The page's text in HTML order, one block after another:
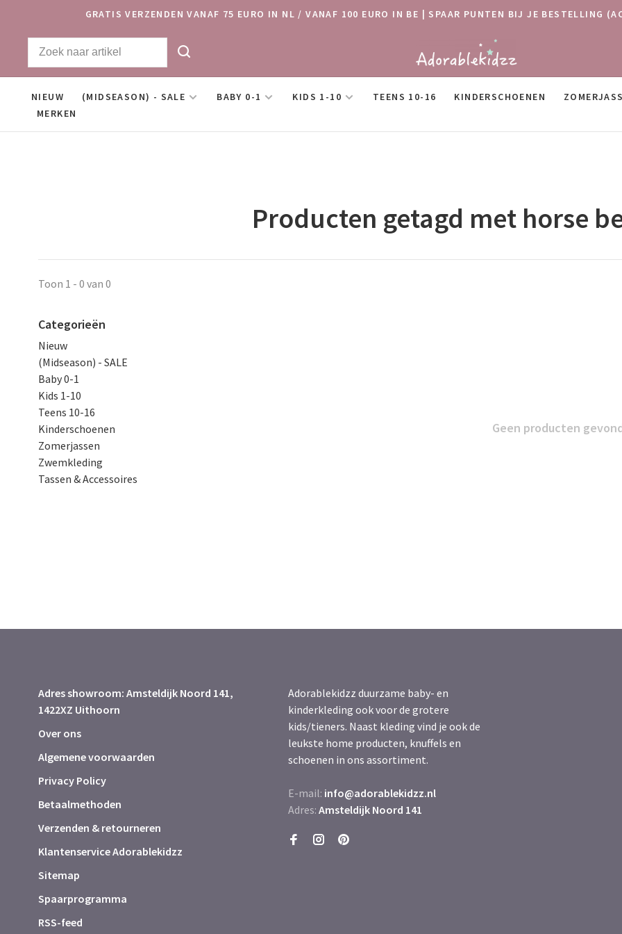
GRATIS VERZENDEN VANAF 75 EURO IN NL / VANAF 100 EURO IN BE | SPAAR PUNTEN BIJ JE BESTELLING
NIEUW (MIDSEASON) - SALE BABY 0-1 KIDS 1-10 TEENS 10-16 KINDERSCHOENEN
MERKEN
Producten getagd met horse
Toon 1 - 0 van 0
Categorieën
Nieuw
(Midseason) - SALE
Baby 0-1
Kids 1-10
Teens 10-16
Kinderschoenen
Zomerjassen
Zwemkleding
Tassen & Accessoires
Geen producten
Adres showroom: Amsteldijk Noord 141,
1422XZ Uithoorn
Over ons
Algemene voorwaarden
Privacy Policy
Betaalmethoden
Verzenden & retourneren
Klantenservice Adorablekidzz
Sitemap
Spaarprogramma
RSS-feed
Adorablekidzz duurzame baby- en
kinderkleding ook voor de grotere
kids/tieners. Naast kleding vind je ook de
leukste home producten, knuffels en
schoenen in ons assortiment.
E-mail: info@adorablekidzz.nl
Adres: Amsteldijk Noord 141